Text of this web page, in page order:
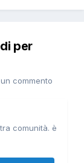
per
commento
comunità. è